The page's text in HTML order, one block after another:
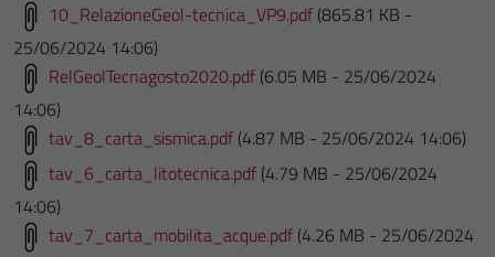
10_RelazioneGeol-tecnica_VP9.pdf (865.81 KB -
25/06/2024 14:06)
RelGeolTecnagosto2020.pdf (6.05 MB - 25/06/2024
14:06)
tav_8_carta_sismica.pdf (4.87 MB - 25/06/2024 14:06)
tav_6_carta_litotecnica.pdf (4.79 MB - 25/06/2024
14:06)
tav_7_carta_mobilita_acque.pdf (4.26 MB - 25/06/2024